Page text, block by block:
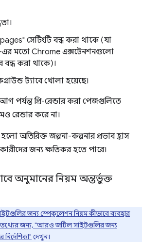
সেটিংটি বন্ধ করা থাকে (যা
এর মতো Chrome এক্সটেনশনগুলো
বন্ধ করা থাকে)।
ট্যাবে খোলা হয়েছে।
পর্যন্ত প্রি-রেন্ডার করা পেজগুলিতে
রেন্ডার করে না।
অতিরিক্ত জল্পনা-কল্পনার প্রভাব হ্রাস
জন্য ক্ষতিকর হতে পারে।
অনুমানের নিয়ম অন্তর্ভুক্ত
জন্য স্পেকুলেশন নিয়ম কীভাবে ব্যবহার
জন্য, "আরও জটিল সাইটগুলির জন্য
দেখুন।